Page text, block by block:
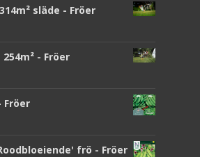
släde - Fröer
- Fröer
Fröer
frö - Fröer